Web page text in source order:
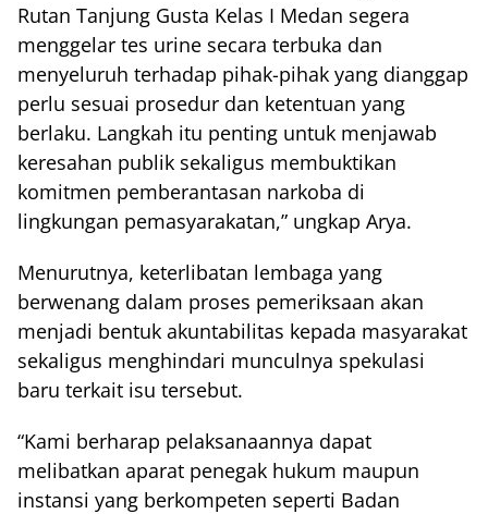
Rutan Tanjung Gusta Kelas I Medan segera
menggelar tes urine secara terbuka dan
menyeluruh terhadap pihak-pihak yang dianggap
perlu sesuai prosedur dan ketentuan yang
berlaku. Langkah itu penting untuk menjawab
keresahan publik sekaligus membuktikan
komitmen pemberantasan narkoba di
lingkungan pemasyarakatan,” ungkap Arya.
Menurutnya, keterlibatan lembaga yang
berwenang dalam proses pemeriksaan akan
menjadi bentuk akuntabilitas kepada masyarakat
sekaligus menghindari munculnya spekulasi
baru terkait isu tersebut.
“Kami berharap pelaksanaannya dapat
melibatkan aparat penegak hukum maupun
instansi yang berkompeten seperti Badan